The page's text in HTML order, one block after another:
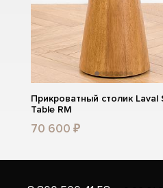
Прикроватный столик Laval
Table RM
70 600 ₽